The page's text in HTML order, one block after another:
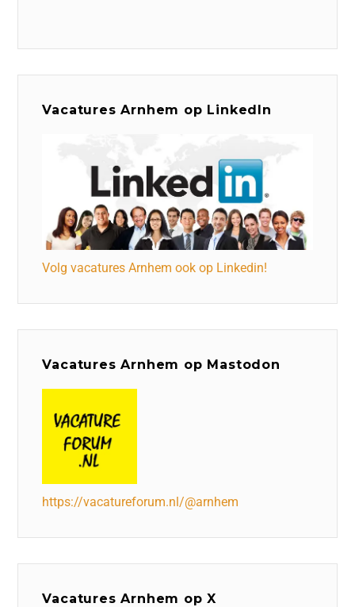
Vacatures Arnhem op LinkedIn
Volg vacatures Arnhem ook op Linkedin!
Vacatures Arnhem op Mastodon
https://vacatureforum.nl/@arnhem
Vacatures Arnhem op X